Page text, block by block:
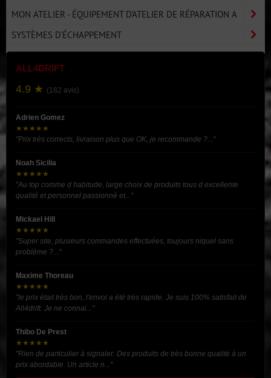
MON ATELIER - ÉQUIPEMENT D'ATELIER DE RÉPARATION A
SYSTÈMES D'ÉCHAPPEMENT
ALL4DRIFT
4.9 ★ (182 avis)
Adrien Gomez
★★★★★
"Prix très corrects, livraison plus que OK, je recommande ?..."
Noah Sicilia
★★★★★
"Au top comme d habitude, large choix de produits tous d excellente
qualité et personnel passionné et..."
Mickael Hill
★★★★★
"Super site, plusieurs commandes effectuées, toujours niquel sans
problème ?..."
Maxime Thoreau
★★★★★
"le prix était très bon, l'envoi a été très rapide. Je suis 100% satisfait de
All4drift. Je ne connai..."
Thibo De Prest
★★★★★
"Rien de particulier à signaler. Des produits de très bonne qualité à un
prix abordable. Un article n..."